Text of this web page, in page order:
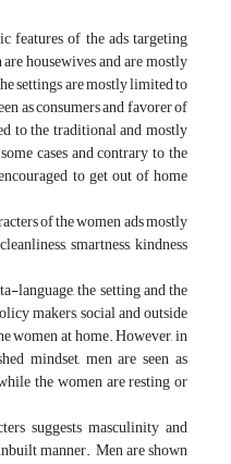
features of the ads targeting
housewives and are mostly
settings are mostly limited to
as consumers and favorer of
to the traditional and mostly
cases and contrary to the
to get out of home
of the women ads mostly
smartness, kindness
language, the setting and the
makers, social and outside
women at home. However, in
mindset, men are seen as
the women are resting or
suggests masculinity and
manner. Men are shown